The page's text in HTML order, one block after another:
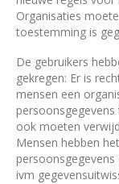
Organisaties
toestemming is
De gebruikers
gekregen: Er is
mensen een
ook moeten
Mensen hebben
ivm